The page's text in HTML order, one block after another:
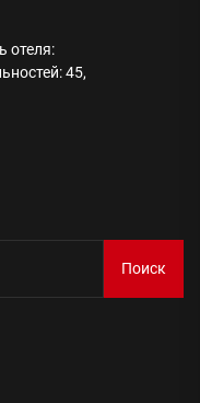
отеля:
45,
Поиск